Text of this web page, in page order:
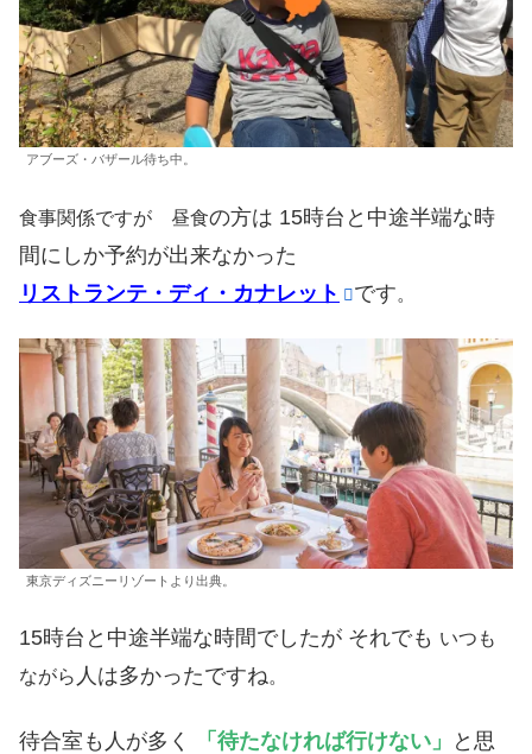
アブーズ・バザール待ち中。
食事関係ですが 昼食の方は 15時台と中途半端な時
間にしか予約が出来なかった
リストランテ・ディ・カナレット
です。
東京ディズニーリゾートより出典。
15時台と中途半端な時間でしたが それでも いつも
ながら 人は多かったですね。
待合室も人が多く 「待たなければ行けない」
と思